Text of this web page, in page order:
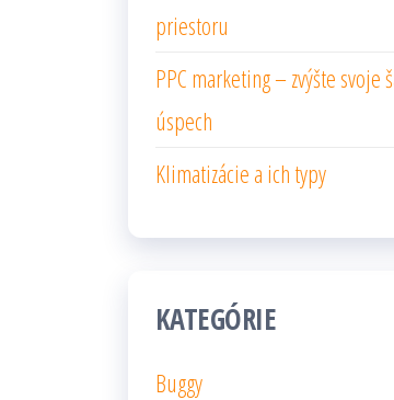
priestoru
PPC marketing – zvýšte svoje
úspech
Klimatizácie a ich typy
KATEGÓRIE
Buggy